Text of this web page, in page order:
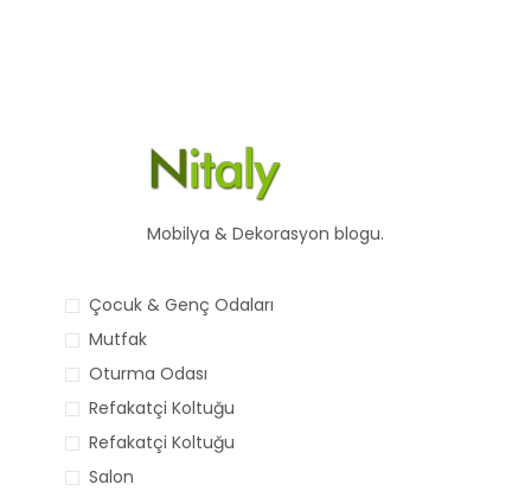
Mobilya & Dekorasyon blogu.
Çocuk & Genç Odaları
Mutfak
Oturma Odası
Refakatçi Koltuğu
Refakatçi Koltuğu
Salon